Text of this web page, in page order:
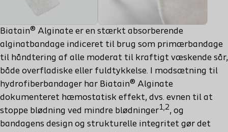
Biatain® Alginate er en stærkt absorberende
alginatbandage indiceret til brug som primærbandage
til håndtering af alle moderat til kraftigt væskende sår,
både overfladiske eller fuldtykkelse. I modsætning til
hydrofiberbandager har Biatain® Alginate
dokumenteret hæmostatisk effekt, dvs. evnen til at
stoppe blødning ved mindre blødninger1,2, og
bandagens design og strukturelle integritet gør det